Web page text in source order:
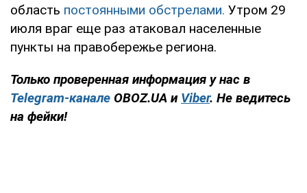
область постоянными обстрелами. Утром 29
июля враг еще раз атаковал населенные
пункты на правобережье региона.
Только проверенная информация у нас в
Telegram-канале OBOZ.UA и Viber. Не ведитесь
на фейки!